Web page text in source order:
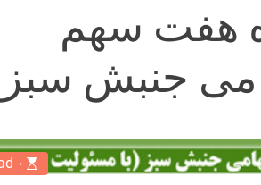
هفت سهم
جنبش سبز
۰ min read